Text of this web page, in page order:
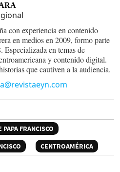
con experiencia en contenido
en medios en 2009, formo parte
en temas de
y contenido digital.
que cautiven a la audiencia.
PAPA FRANCISCO
CENTROAMÉRICA